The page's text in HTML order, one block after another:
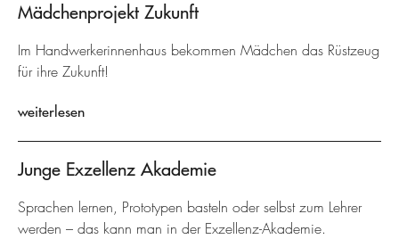
Mädchenprojekt Zukunft
Im Handwerkerinnenhaus bekommen Mädchen das Rüstzeug
für ihre Zukunft!
weiterlesen
Junge Exzellenz Akademie
Sprachen lernen, Prototypen basteln oder selbst zum Lehrer
werden – das kann man in der Exzellenz-Akademie.